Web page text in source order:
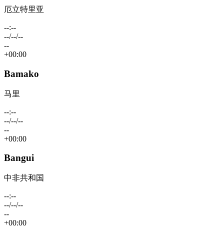
厄立特里亚
--:--
--/--/--
--
+00:00
Bamako
马里
--:--
--/--/--
--
+00:00
Bangui
中非共和国
--:--
--/--/--
--
+00:00